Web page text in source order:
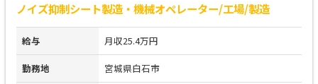
ノイズ抑制シート製造・機械オペレーター/工場/製造
給与 月収25.4万円
勤務地 宮城県白石市